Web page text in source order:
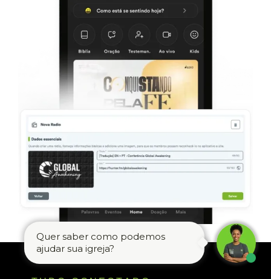
Quer saber como podemos
ajudar sua igreja?